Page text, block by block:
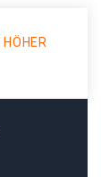
HÖHER